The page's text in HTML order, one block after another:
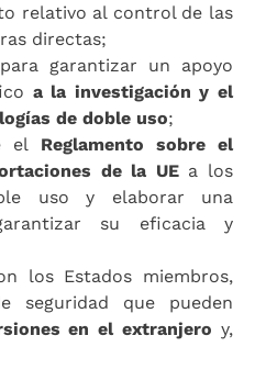
relativo al control de las
directas;
garantizar un apoyo
a la investigación y el
de doble uso;
el Reglamento sobre el
de la UEa los
uso y elaborar una
su eficacia y
los Estados miembros,
seguridad que pueden
en el extranjero y,